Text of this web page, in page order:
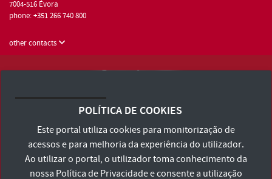
7004-516 Évora
phone: +351 266 740 800
other contacts
Terms and Conditions and Privacy Policy
Accessibility Statement
POLÍTICA DE COOKIES
Este portal utiliza cookies para monitorização de
acessos e para melhoria da experiência do utilizador.
Ao utilizar o portal, o utilizador toma conhecimento da
nossa Política de Privacidadee consente a utilização